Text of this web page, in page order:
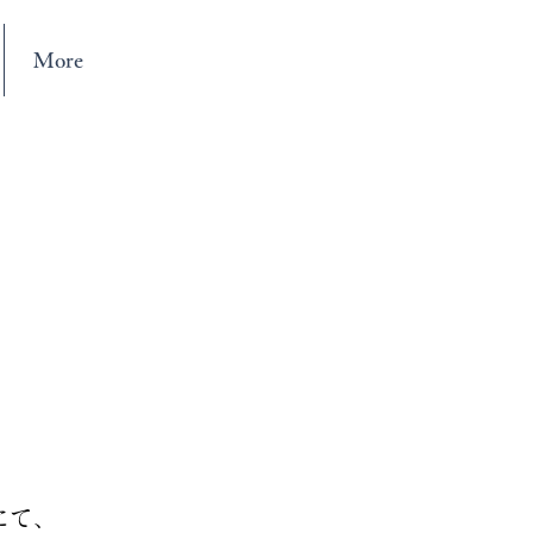
More
、